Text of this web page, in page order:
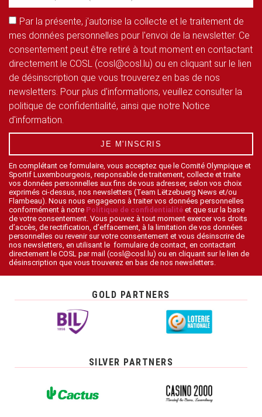
Par la présente, j'autorise la collecte et le traitement de
mes données personnelles pour l'envoi de la newsletter. Ce
consentement peut être retiré à tout moment en contactant
directement le COSL (cosl@cosl.lu) ou en cliquant sur le lien
de désinscription que vous trouverez en bas de nos
newsletters. Pour plus d'informations, veuillez consulter la
politique de confidentialité, ainsi que notre Notice
d'information.
JE M'INSCRIS
En complétant ce formulaire, vous acceptez que le Comité Olympique et
Sportif Luxembourgeois, responsable de traitement, collecte et traite
vos données personnelles aux fins de vous adresser, selon vos choix
exprimés ci-dessus, nos newsletters (Team Lëtzebuerg News et/ou
Flambeau). Nous nous engageons à traiter vos données personnelles
conformément à notre Politique de confidentialité et que sur la base
de votre consentement. Vous pouvez à tout moment exercer vos droits
d’accès, de rectification, d’effacement, à la limitation de vos données
personnelles ou revenir sur votre consentement et vous désinscrire de
nos newsletters, en utilisant le formulaire de contact, en contactant
directement le COSL par mail (cosl@cosl.lu) ou en cliquant sur le lien de
désinscription que vous trouverez en bas de nos newsletters.
GOLD PARTNERS
SILVER PARTNERS